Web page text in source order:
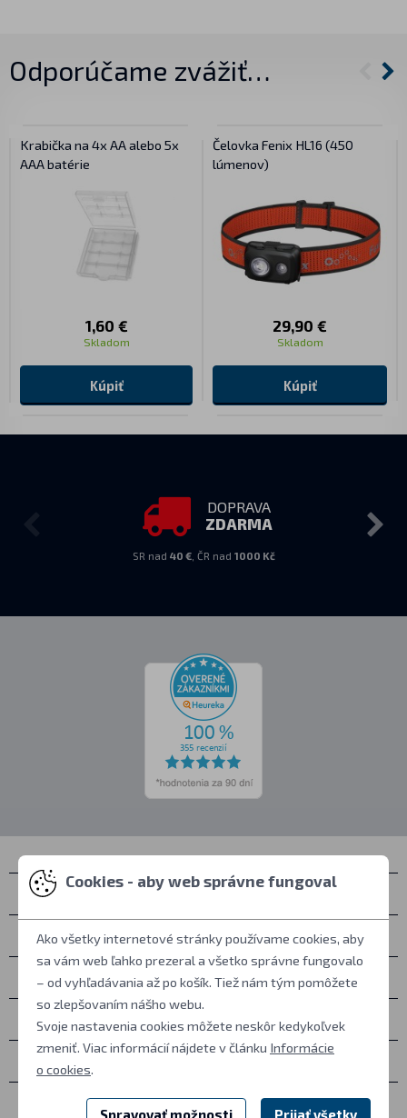
Odporúčame zvážiť…
Krabička na 4x AA alebo 5x
AAA batérie
1,60 €
Skladom
Kúpiť
Čelovka Fenix HL16 (450
lúmenov)
29,90 €
Skladom
Kúpiť
DOPRAVA
ZDARMA
SR nad 40 €, ČR nad 1000 Kč
Kontakty
Zastihnete nás
Všetko o nákupe
Ďalšie informácie
Ostatné
Cookies - aby web správne fungoval
Ako všetky internetové stránky používame cookies, aby
sa vám web ľahko prezeral a všetko správne fungovalo
– od vyhľadávania až po košík. Tiež nám tým pomôžete
so zlepšovaním nášho webu.
Svoje nastavenia cookies môžete neskôr kedykoľvek
zmeniť. Viac informácií nájdete v článku Informácie
o cookies.
Spravovať možnosti Prijať všetky